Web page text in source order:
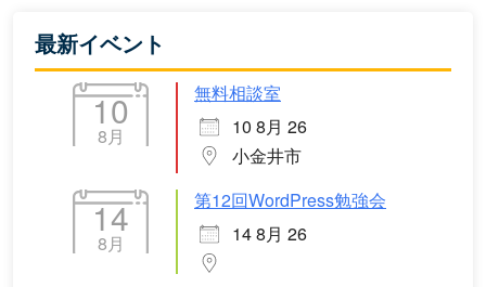
最新イベント
10
8月
無料相談室
10 8月 26
小金井市
14
8月
第12回WordPress勉強会
14 8月 26